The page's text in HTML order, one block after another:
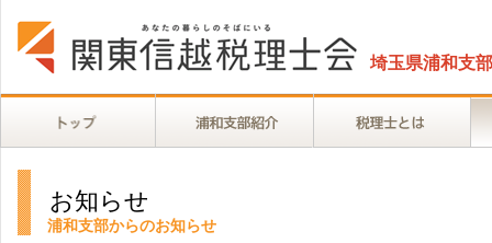
埼玉県浦和支部
お知らせ
浦和支部からのお知らせ